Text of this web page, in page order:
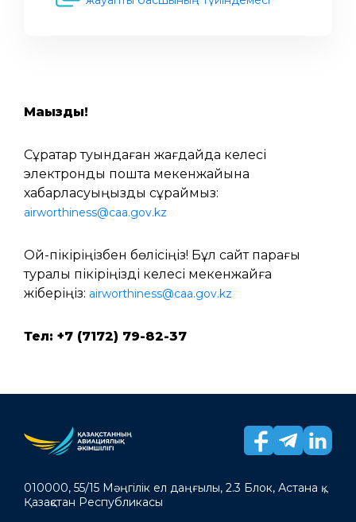
Маңызды!
Сұрақтар туындаған жағдайда келесі
электрондық пошта мекенжайына
хабарласуыңызды сұраймыз:
airworthiness@caa.gov.kz
Ой-пікіріңізбен бөлісіңіз! Бұл сайт парағы
туралы пікіріңізді келесі мекенжайға
жіберіңіз: airworthiness@caa.gov.kz
Тел: +7 (7172) 79-82-37
010000, 55/15 Мәңгілік ел даңғылы, 2.3 Блок, Астана қ.,
Қазақстан Республикасы